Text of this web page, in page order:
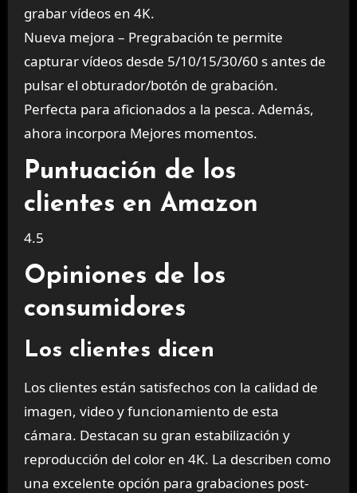
grabar vídeos en 4K.
Nueva mejora – Pregrabación te permite
capturar vídeos desde 5/10/15/30/60 s antes de
pulsar el obturador/botón de grabación.
Perfecta para aficionados a la pesca. Además,
ahora incorpora Mejores momentos.
Puntuación de los
clientes en Amazon
4.5
Opiniones de los
consumidores
Los clientes dicen
Los clientes están satisfechos con la calidad de
imagen, video y funcionamiento de esta
cámara. Destacan su gran estabilización y
reproducción del color en 4K. La describen como
una excelente opción para grabaciones post-